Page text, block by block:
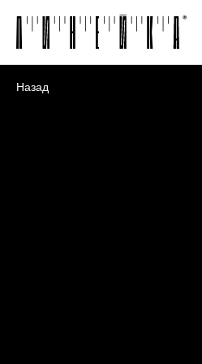
Назад